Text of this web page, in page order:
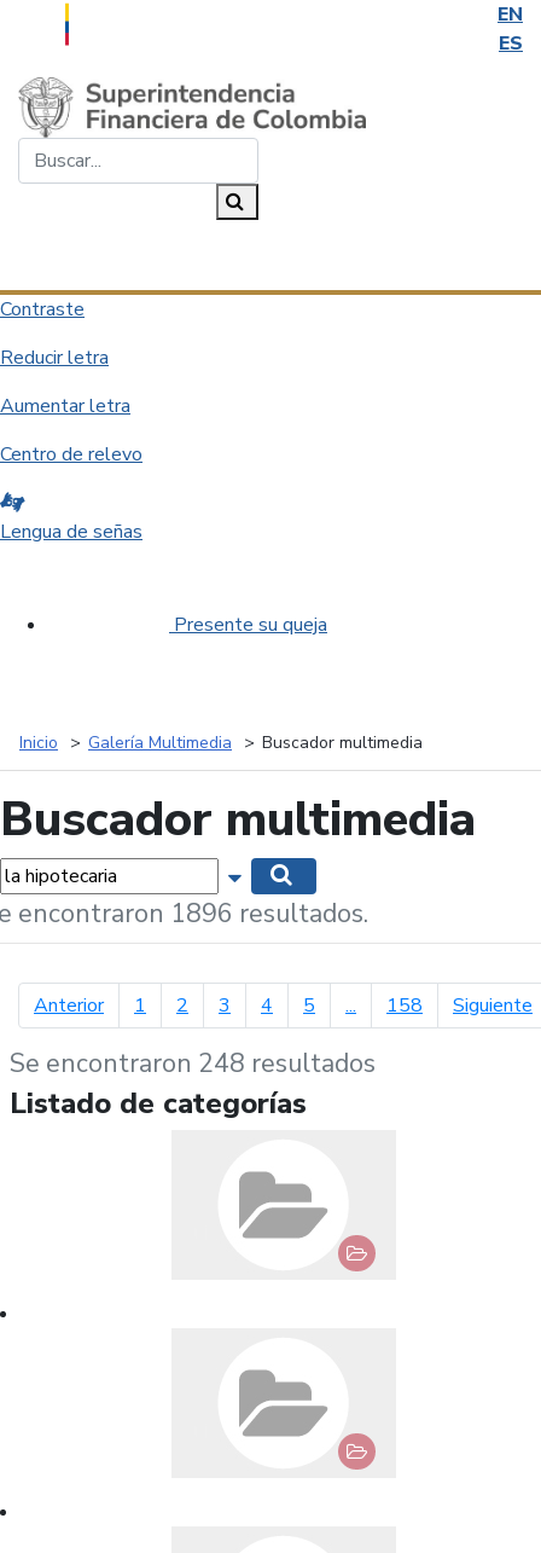
EN
ES
Saltar al contenido principal
Contraste
Reducir letra
Aumentar letra
Centro de relevo
Lengua de señas
Presente su queja
Inicio Galería Multimedia Buscador multimedia
Buscador multimedia
Mostrar opciones de búsqueda
encontraron 1896 resultados.
Anteriorpágina anterior
1 2 3 4 5 ... 158 Siguiente
Se encontraron 248 resultados
Listado de categorías